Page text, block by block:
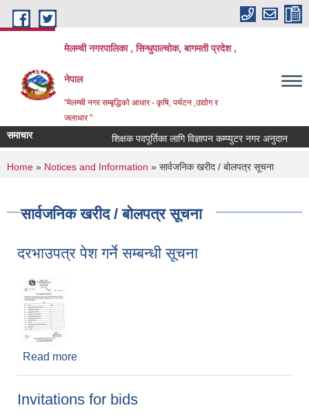
Skip to main content
मेलम्ची नगरपालिका , सिन्धुपाल्चोक, बागमती प्रदेश ,
नेपाल
"मेलम्ची नगर सम्बृद्धिको आधार - कृषि, पर्यटन ,उद्योग र
जलाधार "
समाचार शिक्षक पदपूर्तिका लागि विज्ञापन कम्प्युटर नगर अनुदान
You are here
Home » Notices and Information » सार्वजनिक खरीद / बोलपत्र सूचना
सार्वजनिक खरीद / बोलपत्र सूचना
दरभाउपत्र पेश गर्ने सम्बन्धी सूचना
Read more
Invitations for bids